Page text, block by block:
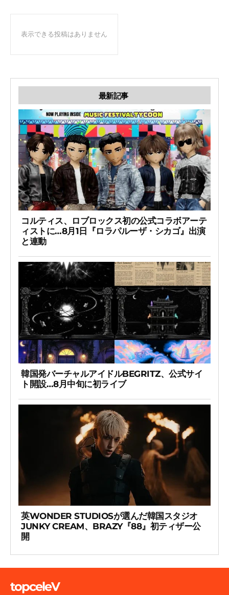
表示できる投稿はありません
最新記事
コルティス、ロブロックス初の公式コラボアーテ
ィストに…8月1日『ロラパルーザ・シカゴ』出演
と連動
韓国発バーチャルアイドルBEGRITZ、公式サイ
ト開設…8月中旬に初ライブ
英WONDER STUDIOSが選んだ韓国スタジオ
JUNKY CREAM、BRAZY『88』初ティザー公
開
topceleV